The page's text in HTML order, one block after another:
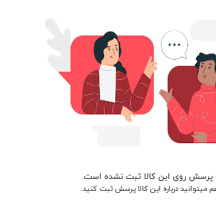
پرسش روی این کالا ثبت نشده است.
میتوانید درباره این کالا پرسش ثبت کنید.